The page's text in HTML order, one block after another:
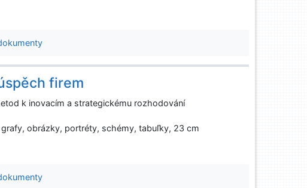
firem
k inovacím a strategickému rozhodování
obrázky, portréty, schémy, tabuľky, 23 cm